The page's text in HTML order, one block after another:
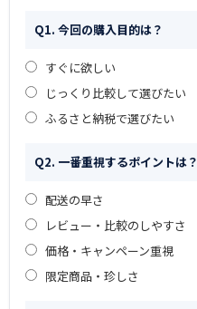
Q1. 今回の購入目的は？
すぐに欲しい
じっくり比較して選びたい
ふるさと納税で選びたい
Q2. 一番重視するポイントは？
配送の早さ
レビュー・比較のしやすさ
価格・キャンペーン重視
限定商品・珍しさ